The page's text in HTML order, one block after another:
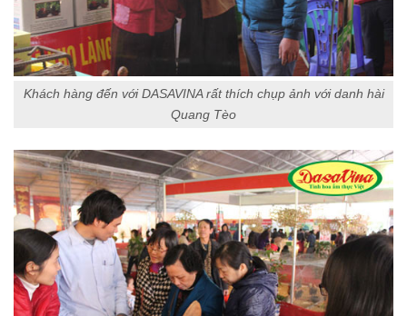
Khách hàng đến với DASAVINA rất thích chụp ảnh với danh hài
Quang Tèo